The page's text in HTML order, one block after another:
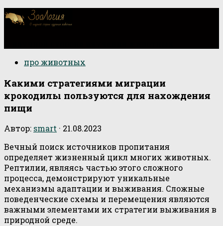
про животных
Какими стратегиями миграции
крокодилы пользуются для нахождения
пищи
Автор: smart · 21.08.2023
Вечный поиск источников пропитания
определяет жизненный цикл многих животных.
Рептилии, являясь частью этого сложного
процесса, демонстрируют уникальные
механизмы адаптации и выживания. Сложные
поведенческие схемы и перемещения являются
важными элементами их стратегии выживания в
природной среде.